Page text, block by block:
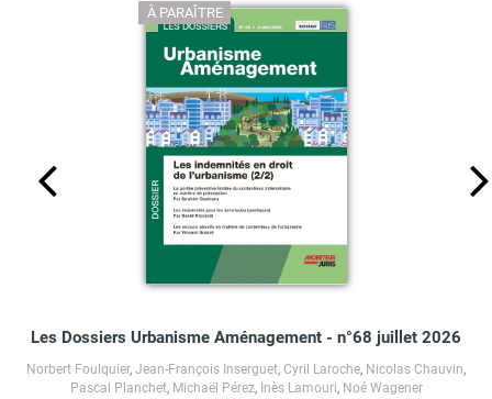
À PARAÎTRE
Les Dossiers Urbanisme Aménagement - n°68 juillet 2026
Norbert Foulquier, Jean-François Inserguet, Cyril Laroche, Nicolas Chauvin,
Pascal Planchet, Michaël Pérez, Inès Lamouri, Noé Wagener